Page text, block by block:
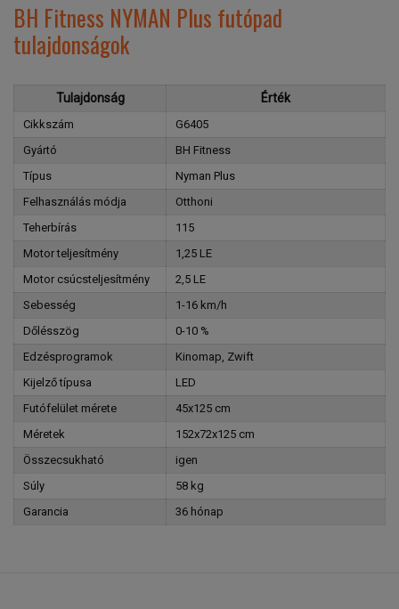
BH Fitness NYMAN Plus futópad
tulajdonságok
Tulajdonság Érték
Cikkszám
G6405
Gyártó
BH Fitness
Típus
Nyman Plus
Felhasználás módja
Otthoni
Teherbírás
115
Motor teljesítmény
1,25 LE
Motor csúcsteljesítmény
2,5 LE
Sebesség
1-16 km/h
Dőlésszög
0-10 %
Edzésprogramok
Kinomap, Zwift
Kijelző típusa
LED
Futófelület mérete
45x125 cm
Méretek
152x72x125 cm
Összecsukható
igen
Súly
58 kg
Garancia
36 hónap